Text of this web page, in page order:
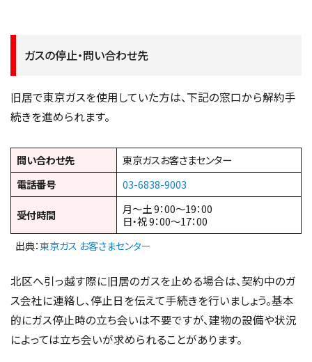
ガスの停止・問い合わせ先
旧居で東京ガスを使用していた方は、下記の窓口から解約手
続きを進められます。
問い合わせ先
東京ガスお客さまセンター
電話番号
03-6838-9003
受付時間
月～土 9：00～19：00
日・祝 9：00～17：00
出典：東京ガス お客さまセンター
北区へ引っ越す際に旧居のガスを止める場合は、契約中のガ
ス会社に連絡し、停止日を伝えて手続きを行いましょう。基本
的にガス停止時の立ち会いは不要ですが、建物の設備や状況
によっては立ち会いが求められることがあります。